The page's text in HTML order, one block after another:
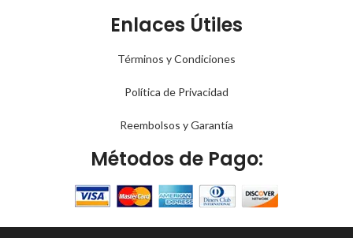
Enlaces Útiles
Términos y Condiciones
Política de Privacidad
Reembolsos y Garantía
Métodos de Pago:
PARA OFERTAS Y PROMOCIONES